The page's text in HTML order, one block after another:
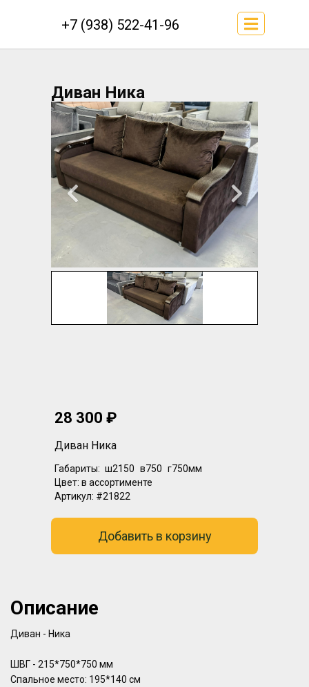
+7 (938) 522-41-96
Диван Ника
28 300 ₽
Диван Ника
Габариты: ш2150 в750 г750мм
Цвет: в ассортименте
Артикул: #21822
Добавить в корзину
Описание
Диван - Ника
ШВГ - 215*750*750 мм
Спальное место: 195*140 см